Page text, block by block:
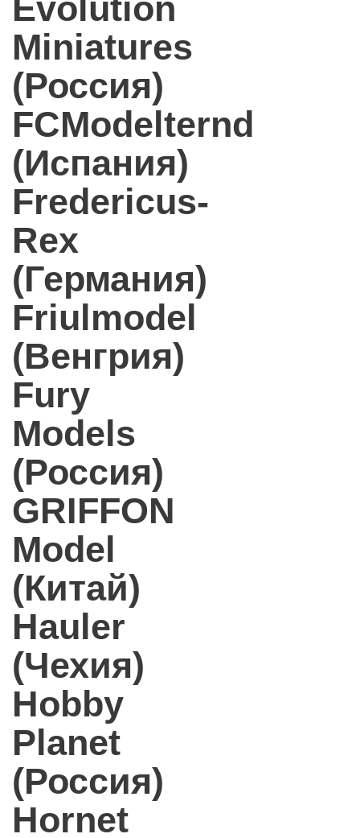
Evolution
Miniatures
(Россия)
FCModelternd
(Испания)
Fredericus-
Rex
(Германия)
Friulmodel
(Венгрия)
Fury
Models
(Россия)
GRIFFON
Model
(Китай)
Hauler
(Чехия)
Hobby
Planet
(Россия)
Hornet